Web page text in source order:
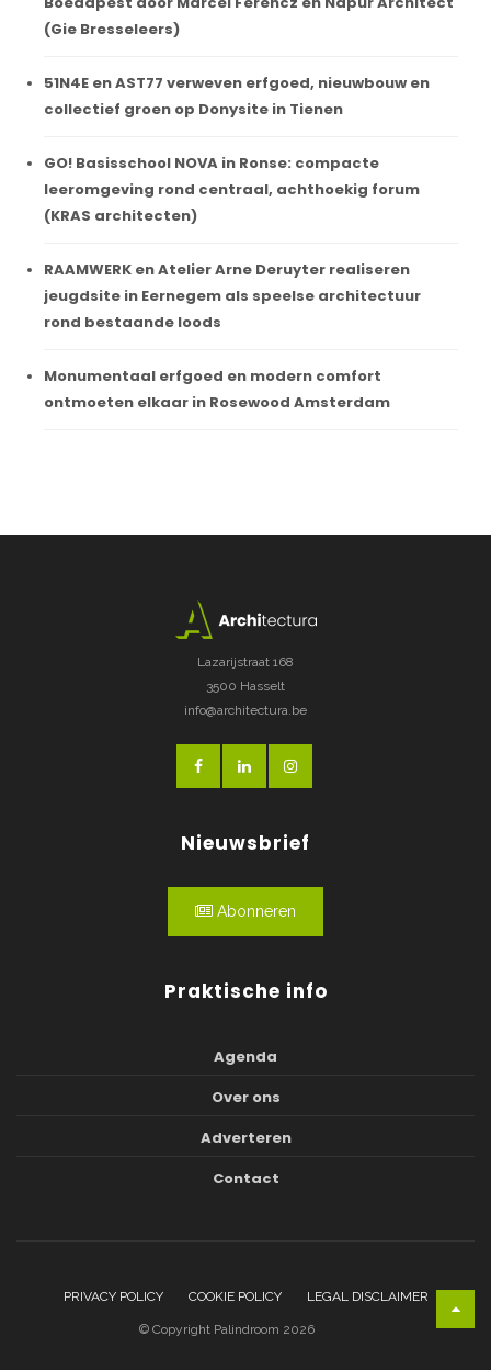
(Gie Bresseleers)
51N4E en AST77 verweven erfgoed, nieuwbouw en
collectief groen op Donysite in Tienen
GO! Basisschool NOVA in Ronse: compacte
leeromgeving rond centraal, achthoekig forum
(KRAS architecten)
RAAMWERK en Atelier Arne Deruyter realiseren
jeugdsite in Eernegem als speelse architectuur
rond bestaande loods
Monumentaal erfgoed en modern comfort
ontmoeten elkaar in Rosewood Amsterdam
Lazarijstraat 168
3500 Hasselt
info@architectura.be
Nieuwsbrief
Abonneren
Praktische info
Agenda
Over ons
Adverteren
Contact
PRIVACY POLICY COOKIE POLICY LEGAL DISCLAIMER
© Copyright Palindroom 2026